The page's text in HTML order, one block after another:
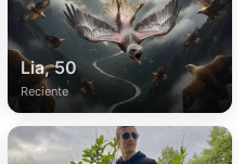
Lia, 50
Reciente